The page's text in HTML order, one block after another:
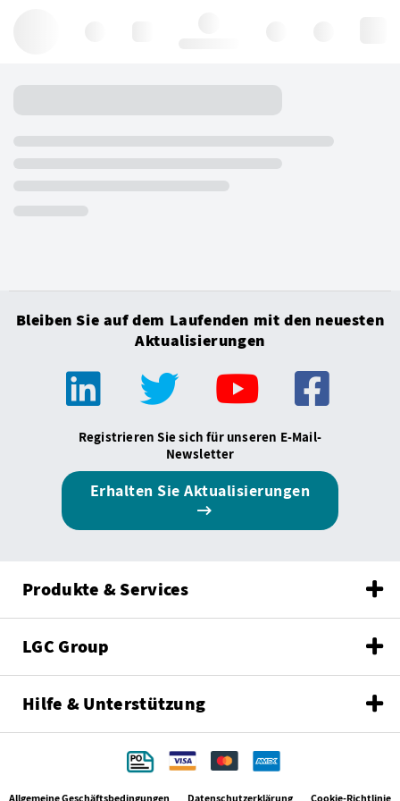
Bleiben Sie auf dem Laufenden mit den neuesten
Aktualisierungen
Registrieren Sie sich für unseren E-Mail-
Newsletter
Erhalten Sie Aktualisierungen
Produkte & Services
LGC Group
Hilfe & Unterstützung
Allgemeine Geschäftsbedingungen Datenschutzerklärung Cookie-Richtlinie